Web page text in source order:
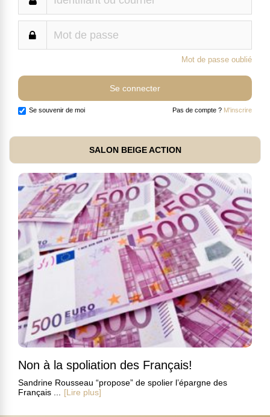
Mot de passe oublié
Se souvenir de moi Pas de compte ? M'inscrire
SALON BEIGE ACTION
Non à la spoliation des Français!
Sandrine Rousseau “propose” de spolier l’épargne des
Français ...
[Lire plus]